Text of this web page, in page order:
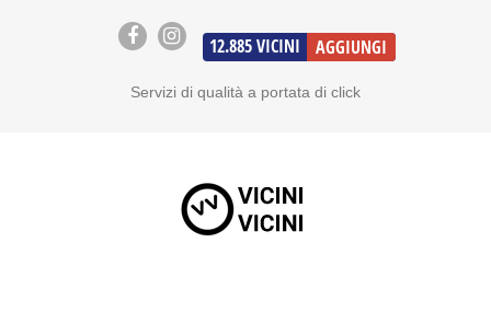
12.885 VICINI AGGIUNGI
Servizi di qualità a portata di click